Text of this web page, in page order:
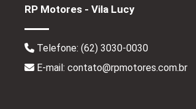
RP Motores - Vila Lucy
Telefone: (62) 3030-0030
E-mail: contato@rpmotores.com.br